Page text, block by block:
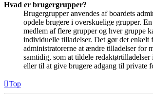
Hvad er brugergrupper?
Brugergrupper anvendes af boardets
opdele brugere i overskuelige grupper.
medlem af flere grupper og hver gruppe
individuelle tilladelser. Det gør det enkelt
administratorerne at ændre tilladelser for
samtidig, som at tildele redaktørtilladelser
eller til at give brugere adgang til private
Top